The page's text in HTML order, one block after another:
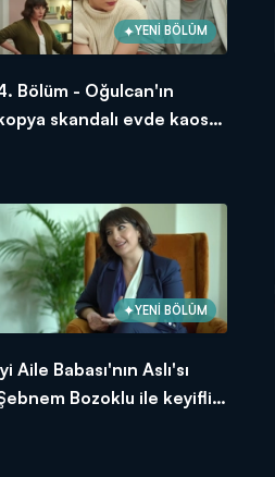
YENİ BÖLÜM
Bölüm - Oğulcan'ın
skandalı evde kaos
YENİ BÖLÜM
Aile Babası'nın Aslı'sı
Bozoklu ile keyifli